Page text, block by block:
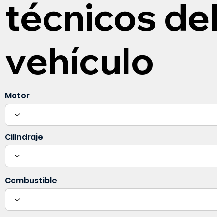
técnicos
vehículo
Motor
Cilindraje
Combustible